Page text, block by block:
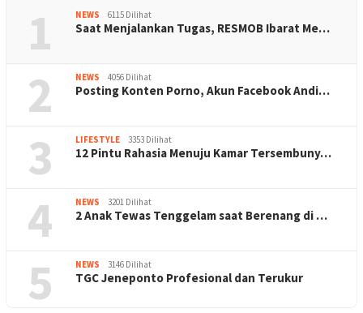
1 NEWS 6115 Dilihat
Saat Menjalankan Tugas, RESMOB Ibarat Me…
2 NEWS 4056 Dilihat
Posting Konten Porno, Akun Facebook Andi…
3 LIFESTYLE 3353 Dilihat
12 Pintu Rahasia Menuju Kamar Tersembuny…
4 NEWS 3201 Dilihat
2 Anak Tewas Tenggelam saat Berenang di …
5 NEWS 3146 Dilihat
TGC Jeneponto Profesional dan Terukur